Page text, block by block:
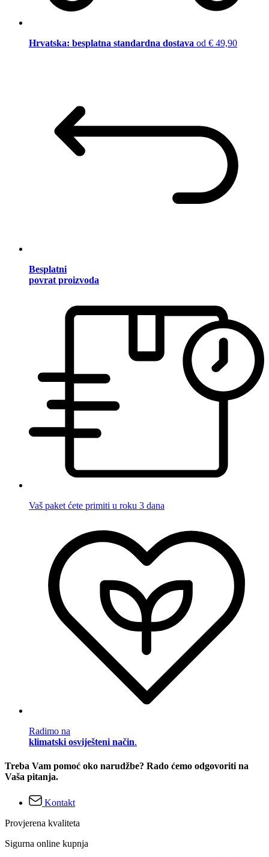
Hrvatska: besplatna standardna dostava od € 49,90
Besplatni
povrat proizvoda
Vaš paket ćete primiti u roku 3 dana
Radimo na
klimatski osviješteni način.
Treba Vam pomoć oko narudžbe? Rado ćemo odgovoriti na
Vaša pitanja.
Kontakt
Provjerena kvaliteta
Sigurna online kupnja